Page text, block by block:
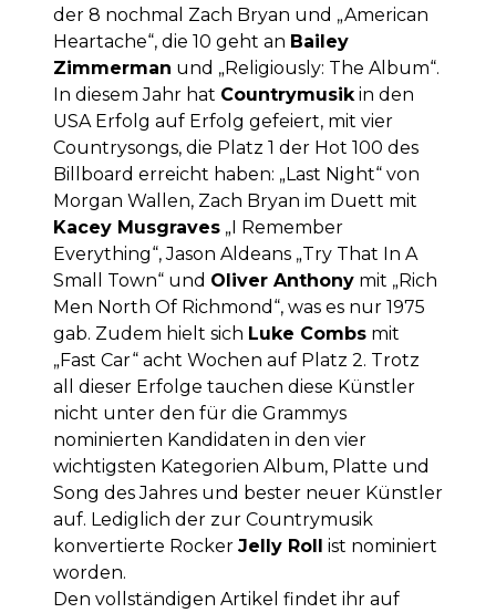
der 8 nochmal Zach Bryan und „American
Heartache“, die 10 geht an Bailey
Zimmerman und „Religiously: The Album“.
In diesem Jahr hat Countrymusikin den
USA Erfolg auf Erfolg gefeiert, mit vier
Countrysongs, die Platz 1 der Hot 100 des
Billboard erreicht haben: „Last Night“ von
Morgan Wallen, Zach Bryan im Duett mit
Kacey Musgraves „I Remember
Everything“, Jason Aldeans „Try That In A
Small Town“ und Oliver Anthony mit „Rich
Men North Of Richmond“, was es nur 1975
gab. Zudem hielt sich Luke Combs mit
„Fast Car“ acht Wochen auf Platz 2. Trotz
all dieser Erfolge tauchen diese Künstler
nicht unter den für die Grammys
nominierten Kandidaten in den vier
wichtigsten Kategorien Album, Platte und
Song des Jahres und bester neuer Künstler
auf. Lediglich der zur Countrymusik
konvertierte Rocker Jelly Roll ist nominiert
worden.
Den vollständigen Artikel findet ihr auf